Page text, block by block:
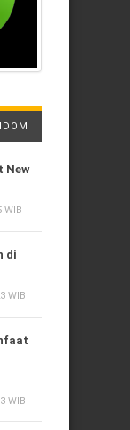
New
WIB
di
WIB
WIB